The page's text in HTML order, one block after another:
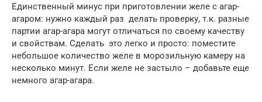
Единственный минус при приготовлении желе с агар-
агаром: нужно каждый раз делать проверку, т.к. разные
партии агар-агара могут отличаться по своему качеству
и свойствам. Сделать это легко и просто: поместите
небольшое количество желе в морозильную камеру на
несколько минут. Если желе не застыло – добавьте еще
немного агар-агара.